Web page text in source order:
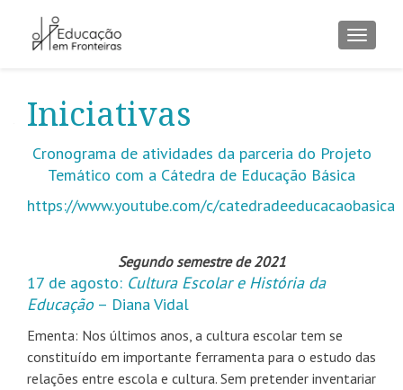
Iniciativas
Cronograma de atividades da parceria do Projeto
Temático com a Cátedra de Educação Básica
https://www.youtube.com/c/catedradeeducacaobasica
Segundo semestre de 2021
17 de agosto: Cultura Escolar e História da
Educação– Diana Vidal
Ementa: Nos últimos anos, a cultura escolar tem se
constituído em importante ferramenta para o estudo das
relações entre escola e cultura. Sem pretender inventariar